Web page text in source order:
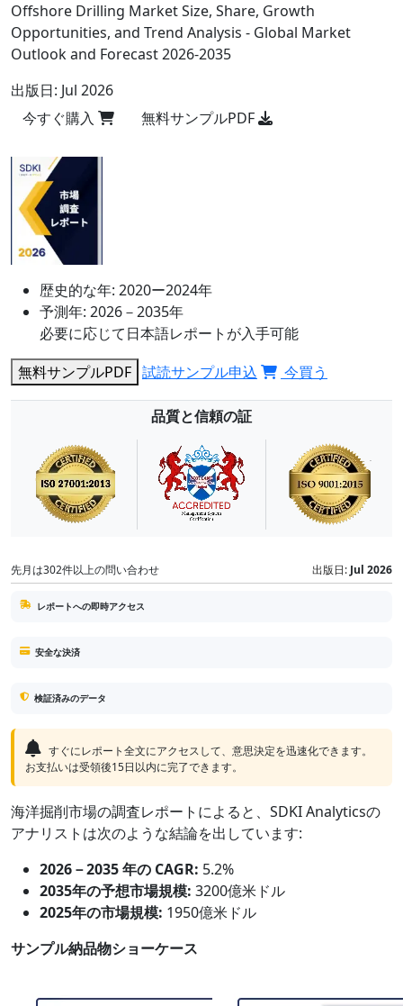
Offshore Drilling Market Size, Share, Growth
Opportunities, and Trend Analysis - Global Market
Outlook and Forecast 2026-2035
出版日: Jul 2026
今すぐ購入
無料サンプルPDF
歴史的な年: 2020ー2024年
予測年: 2026－2035年
必要に応じて日本語レポートが入手可能
無料サンプルPDF 試読サンプル申込 今買う
品質と信頼の証
先月は302件以上の問い合わせ 出版日: Jul 2026
レポートへの即時アクセス
安全な決済
検証済みのデータ
すぐにレポート全文にアクセスして、意思決定を迅速化できます。
お支払いは受領後15日以内に完了できます。
海洋掘削市場の調査レポートによると、SDKI Analyticsの
アナリストは次のような結論を出しています:
2026－2035 年の CAGR: 5.2%
2035年の予想市場規模: 3200億米ドル
2025年の市場規模: 1950億米ドル
サンプル納品物ショーケース